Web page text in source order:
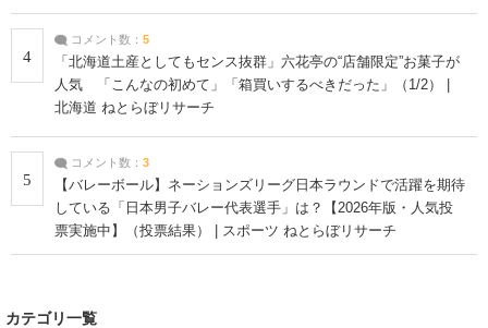
4
コメント数： 5
「北海道土産としてもセンス抜群」六花亭の“店舗限定”お菓子が
人気 「こんなの初めて」「箱買いするべきだった」（1/2） |
北海道 ねとらぼリサーチ
5
コメント数： 3
【バレーボール】ネーションズリーグ日本ラウンドで活躍を期待
している「日本男子バレー代表選手」は？【2026年版・人気投
票実施中】（投票結果） | スポーツ ねとらぼリサーチ
カテゴリ一覧